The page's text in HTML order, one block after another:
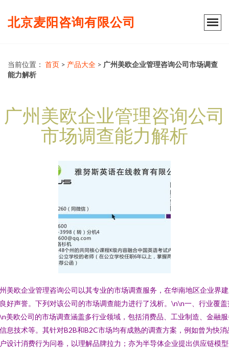
北京麦阳咨询有限公司
当前位置： 首页 > 产品大全 > 广州美欧企业管理咨询公司市场调查
能力解析
广州美欧企业管理咨询公司
市场调查能力解析
美欧企业管理咨询公司以其专业的市场调查服务，在华南地区企业界
好声誉。下列对该公司的市场调查能力进行了浅析。\n\n一、行业覆盖
美欧公司的市场调查涵盖多行业领域，包括消费品、工业制造、金融
息技术等。其针对B2B和B2C市场均有成熟的调查方案，例如曾为快消
设计消费行为问卷，以理解品牌拉力；亦为半导体企业提出供应链模